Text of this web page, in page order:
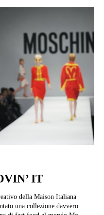
IT
della Maison Italiana
una collezione davvero